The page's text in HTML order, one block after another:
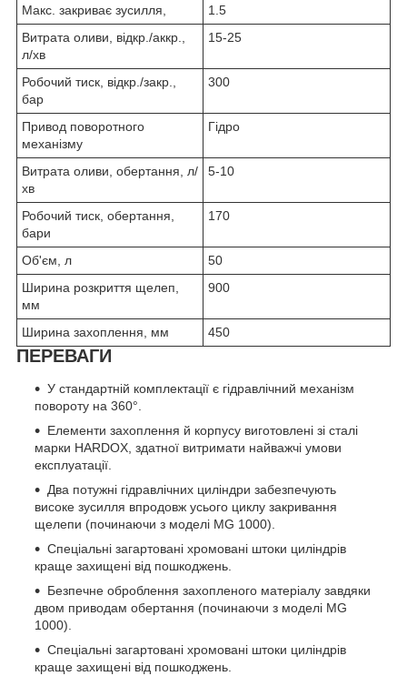
Макс. закриває зусилля,
1.5
Витрата оливи, відкр./аккр.,
л/хв
15-25
Робочий тиск, відкр./закр.,
бар
300
Привод поворотного
механізму
Гідро
Витрата оливи, обертання, л/
хв
5-10
Робочий тиск, обертання,
бари
170
Об'єм, л
50
Ширина розкриття щелеп,
мм
900
Ширина захоплення, мм 450
ПЕРЕВАГИ
У стандартній комплектації є гідравлічний механізм
повороту на 360°.
Елементи захоплення й корпусу виготовлені зі сталі
марки HARDOX, здатної витримати найважчі умови
експлуатації.
Два потужні гідравлічних циліндри забезпечують
високе зусилля впродовж усього циклу закривання
щелепи (починаючи з моделі MG 1000).
Спеціальні загартовані хромовані штоки циліндрів
краще захищені від пошкоджень.
Безпечне оброблення захопленого матеріалу завдяки
двом приводам обертання (починаючи з моделі MG
1000).
Спеціальні загартовані хромовані штоки циліндрів
краще захищені від пошкоджень.